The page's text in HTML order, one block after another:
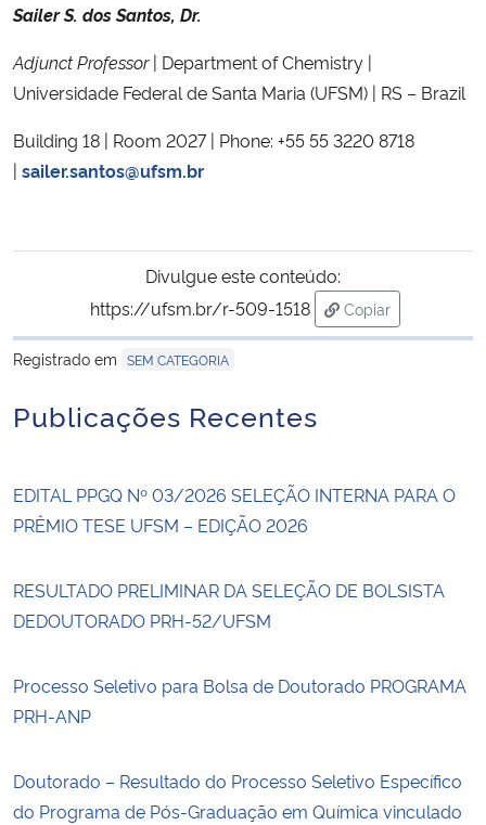
Sailer S. dos Santos, Dr.
Adjunct Professor| Department of Chemistry |
Universidade Federal de Santa Maria (UFSM) | RS – Brazil
Building 18 | Room 2027 | Phone: +55 55 3220 8718
| sailer.santos@ufsm.br
Divulgue este conteúdo:
https://ufsm.br/r-509-1518
Copiar
para área de
Registrado em SEM CATEGORIA
Publicações Recentes
EDITAL PPGQ Nº 03/2026 SELEÇÃO INTERNA PARA O
PRÊMIO TESE UFSM – EDIÇÃO 2026
RESULTADO PRELIMINAR DA SELEÇÃO DE BOLSISTA
DEDOUTORADO PRH-52/UFSM
Processo Seletivo para Bolsa de Doutorado PROGRAMA
PRH-ANP
Doutorado – Resultado do Processo Seletivo Específico
do Programa de Pós-Graduação em Química vinculado